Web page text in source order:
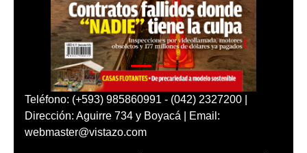
Teléfono: (+593) 985860991 - (042) 2327200 |
Dirección: Aguirre 734 y Boyacá | Email:
webmaster@vistazo.com